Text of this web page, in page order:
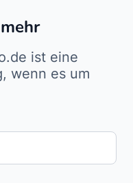
ist eine
wenn es um